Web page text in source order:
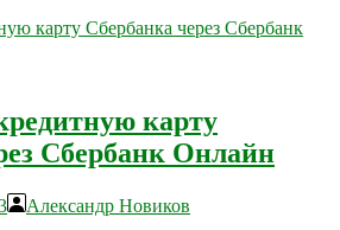
карту
Сбербанк Онлайн
Александр Новиков